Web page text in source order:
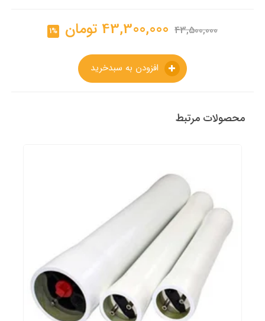
43,500,000
43,300,000 تومان 1%
محصولات مرتبط